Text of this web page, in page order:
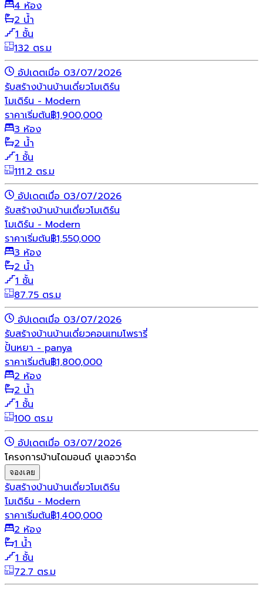
4 ห้อง
2 น้ำ
1 ชั้น
132 ตร.ม
อัปเดตเมื่อ 03/07/2026
รับสร้างบ้านบ้านเดี่ยวโมเดิร์น
โมเดิร์น - Modern
ราคาเริ่มต้น฿1,900,000
3 ห้อง
2 น้ำ
1 ชั้น
111.2 ตร.ม
อัปเดตเมื่อ 03/07/2026
รับสร้างบ้านบ้านเดี่ยวโมเดิร์น
โมเดิร์น - Modern
ราคาเริ่มต้น฿1,550,000
3 ห้อง
2 น้ำ
1 ชั้น
87.75 ตร.ม
อัปเดตเมื่อ 03/07/2026
รับสร้างบ้านบ้านเดี่ยวคอนเทมโพรารี่
ปั้นหยา - panya
ราคาเริ่มต้น฿1,800,000
2 ห้อง
2 น้ำ
1 ชั้น
100 ตร.ม
อัปเดตเมื่อ 03/07/2026
โครงการบ้านไดมอนด์ บูเลอวาร์ด
จองเลย
รับสร้างบ้านบ้านเดี่ยวโมเดิร์น
โมเดิร์น - Modern
ราคาเริ่มต้น฿1,400,000
2 ห้อง
1 น้ำ
1 ชั้น
72.7 ตร.ม